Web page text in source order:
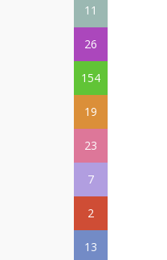
11
26
154
19
23
7
2
13